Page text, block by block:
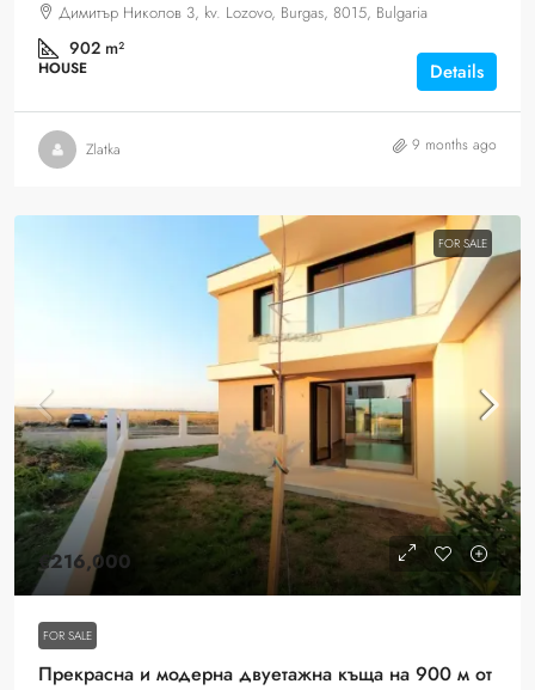
Димитър Николов 3, kv. Lozovo, Burgas, 8015, Bulgaria
902 m²
HOUSE Details
Zlatka 9 months ago
FOR SALE
€216,000
FOR SALE
Прекрасна и модерна двуетажна къща на 900 м от